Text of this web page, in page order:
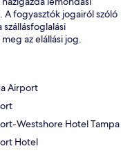
A fogyasztók jogairól szóló
szállásfoglalási
az elállási jog.
Airport
Westshore Hotel Tampa
Hotel